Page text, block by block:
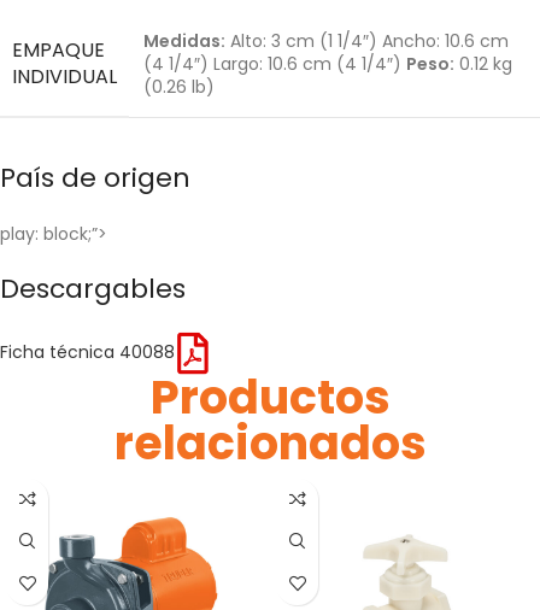
EMPAQUE
INDIVIDUAL
Medidas: Alto: 3 cm (1 1/4″) Ancho: 10.6 cm
(4 1/4″) Largo: 10.6 cm (4 1/4″) Peso: 0.12 kg
(0.26 lb)
País de origen
play: block;”>
Descargables
Ficha técnica 40088
Productos
relacionados